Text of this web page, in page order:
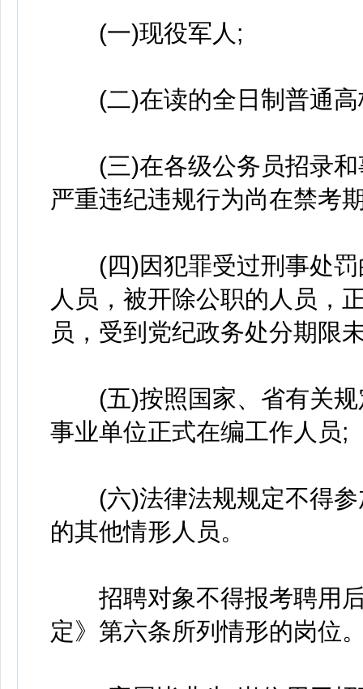
(一)现役军人;
(二)在读的全日制普通高
(三)在各级公务员招录和
严重违纪违规行为尚在禁考
(四)因犯罪受过刑事处罚
人员，被开除公职的人员，
员，受到党纪政务处分期限
(五)按照国家、省有关规
事业单位正式在编工作人员;
(六)法律法规规定不得参
的其他情形人员。
招聘对象不得报考聘用后
定》第六条所列情形的岗位